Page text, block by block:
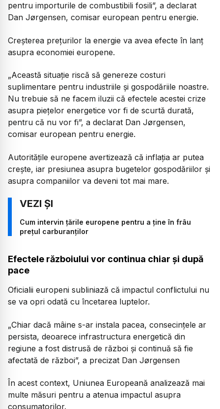
pentru importurile de combustibili fosili”, a declarat
Dan Jørgensen, comisar european pentru energie.
Creșterea prețurilor la energie va avea efecte în lanț
asupra economiei europene.
„Această situație riscă să genereze costuri
suplimentare pentru industriile și gospodăriile noastre.
Nu trebuie să ne facem iluzii că efectele acestei crize
asupra piețelor energetice vor fi de scurtă durată,
pentru că nu vor fi”, a declarat Dan Jørgensen,
comisar european pentru energie.
Autoritățile europene avertizează că inflația ar putea
crește, iar presiunea asupra bugetelor gospodăriilor și
asupra companiilor va deveni tot mai mare.
Cum intervin țările europene pentru a ține în frâu
prețul carburanților
Efectele războiului vor continua chiar și după
pace
Oficialii europeni subliniază că impactul conflictului nu
se va opri odată cu încetarea luptelor.
„Chiar dacă mâine s-ar instala pacea, consecințele ar
persista, deoarece infrastructura energetică din
regiune a fost distrusă de război și continuă să fie
afectată de război”, a precizat Dan Jørgensen
În acest context, Uniunea Europeană analizează mai
multe măsuri pentru a atenua impactul asupra
consumatorilor.